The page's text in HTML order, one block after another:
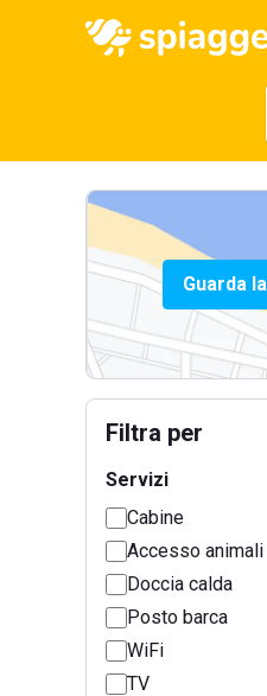
Guarda
Filtra per
Servizi
Cabine
Accesso animali
Doccia calda
Posto barca
WiFi
TV